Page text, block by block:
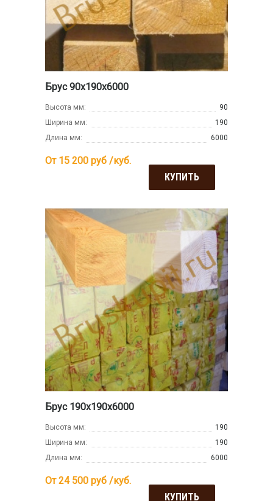
Брус 90х190х6000
Высота мм:
90
Ширина мм:
190
Длина мм:
6000
От 15 200 руб /куб.
КУПИТЬ
Брус 190х190х6000
Высота мм:
190
Ширина мм:
190
Длина мм:
6000
От 24 500 руб /куб.
КУПИТЬ